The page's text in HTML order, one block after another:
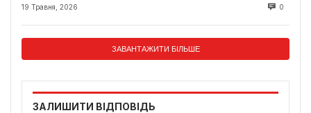
19 Травня, 2026 0
ЗАВАНТАЖИТИ БІЛЬШЕ
ЗАЛИШИТИ ВІДПОВІДЬ